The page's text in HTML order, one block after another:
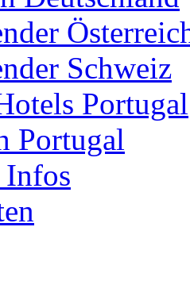
Schweiz
Portugal
Portugal
Infos